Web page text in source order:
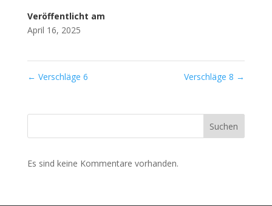
Veröffentlicht am
April 16, 2025
← Verschläge 6 Verschläge 8 →
Suchen
Es sind keine Kommentare vorhanden.